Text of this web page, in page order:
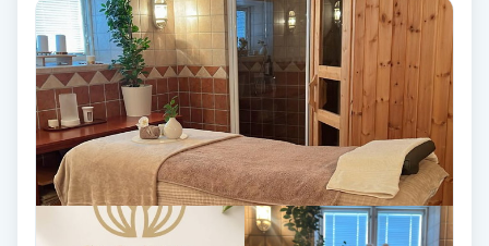
Nagelförlängning gelé
Nagelförlängning glasfiber
Nagelförlängning silke
Nagelförstärkning